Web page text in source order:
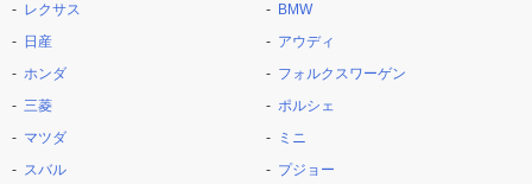
レクサス
日産
ホンダ
三菱
マツダ
スバル
BMW
アウディ
フォルクスワーゲン
ポルシェ
ミニ
プジョー